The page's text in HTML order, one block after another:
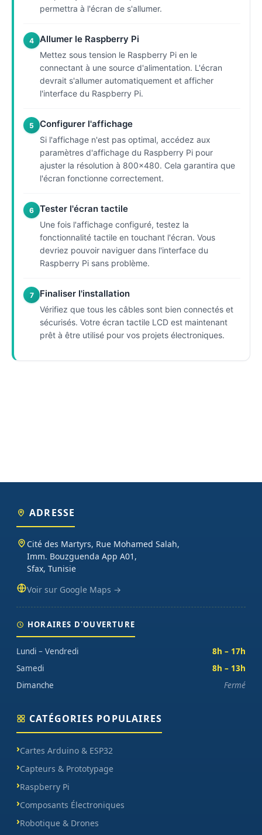
permettra à l'écran de s'allumer.
4 Allumer le Raspberry Pi
Mettez sous tension le Raspberry Pi en le
connectant à une source d'alimentation. L'écran
devrait s'allumer automatiquement et afficher
l'interface du Raspberry Pi.
5 Configurer l'affichage
Si l'affichage n'est pas optimal, accédez aux
paramètres d'affichage du Raspberry Pi pour
ajuster la résolution à 800x480. Cela garantira que
l'écran fonctionne correctement.
6 Tester l'écran tactile
Une fois l'affichage configuré, testez la
fonctionnalité tactile en touchant l'écran. Vous
devriez pouvoir naviguer dans l'interface du
Raspberry Pi sans problème.
7 Finaliser l'installation
Vérifiez que tous les câbles sont bien connectés et
sécurisés. Votre écran tactile LCD est maintenant
prêt à être utilisé pour vos projets électroniques.
ADRESSE
Cité des Martyrs, Rue Mohamed Salah,
Imm. Bouzguenda App A01,
Sfax, Tunisie
Voir sur Google Maps →
HORAIRES D'OUVERTURE
Lundi – Vendredi
8h – 17h
Samedi
8h – 13h
Dimanche
Fermé
CATÉGORIES POPULAIRES
Cartes Arduino & ESP32
Capteurs & Prototypage
Raspberry Pi
Composants Électroniques
Robotique & Drones